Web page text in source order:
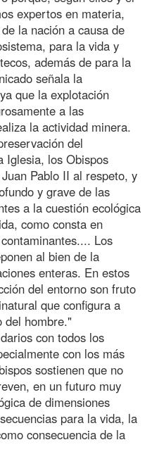
expertos en materia,
la nación a causa de
para la vida y
además de para la
señala la
que la explotación
a las
la actividad minera.
del
Iglesia, los Obispos
Pablo II al respeto, y
y grave de las
a la cuestión ecológica
como consta en
Los
al bien de la
enteras. En estos
del entorno son fruto
que configura a
del hombre."
con todos los
con los más
sostienen que no
en un futuro muy
de dimensiones
para la vida, la
consecuencia de la